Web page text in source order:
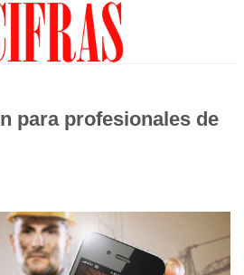
para profesionales de